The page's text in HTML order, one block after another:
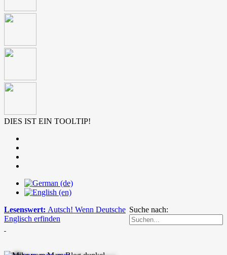
DIES IST EIN TOOLTIP!
Suche nach:
Lesenswert: Autsch! Wenn Deutsche
Englisch erfinden